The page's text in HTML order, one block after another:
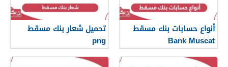
أنواع حسابات بنك مسقط
Bank Muscat
تحميل شعار بنك مسقط
png